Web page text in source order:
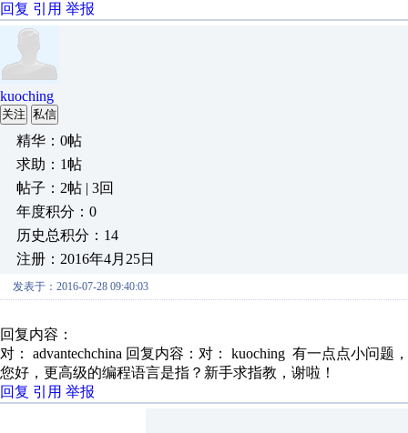
回复 引用 举报
kuoching
关注 私信
精华：0帖
求助：1帖
帖子：2帖 | 3回
年度积分：0
历史总积分：14
注册：2016年4月25日
发表于：2016-07-28 09:40:03
回复内容：
对： advantechchina 回复内容：对： kuoching 有一点点小问题
您好，更高级的编程语言是指？新手求指教，谢啦！
回复 引用 举报